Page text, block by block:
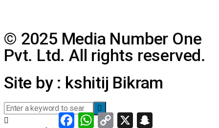
© 2025 Media Number One
Pvt. Ltd. All rights reserved.
Site by : kshitij Bikram
FacebookWhatsApp
Copy
Link
X